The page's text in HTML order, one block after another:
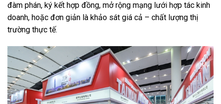
đàm phán, ký kết hợp đồng, mở rộng mạng lưới hợp tác kinh
doanh, hoặc đơn giản là khảo sát giá cả – chất lượng thị
trường thực tế.